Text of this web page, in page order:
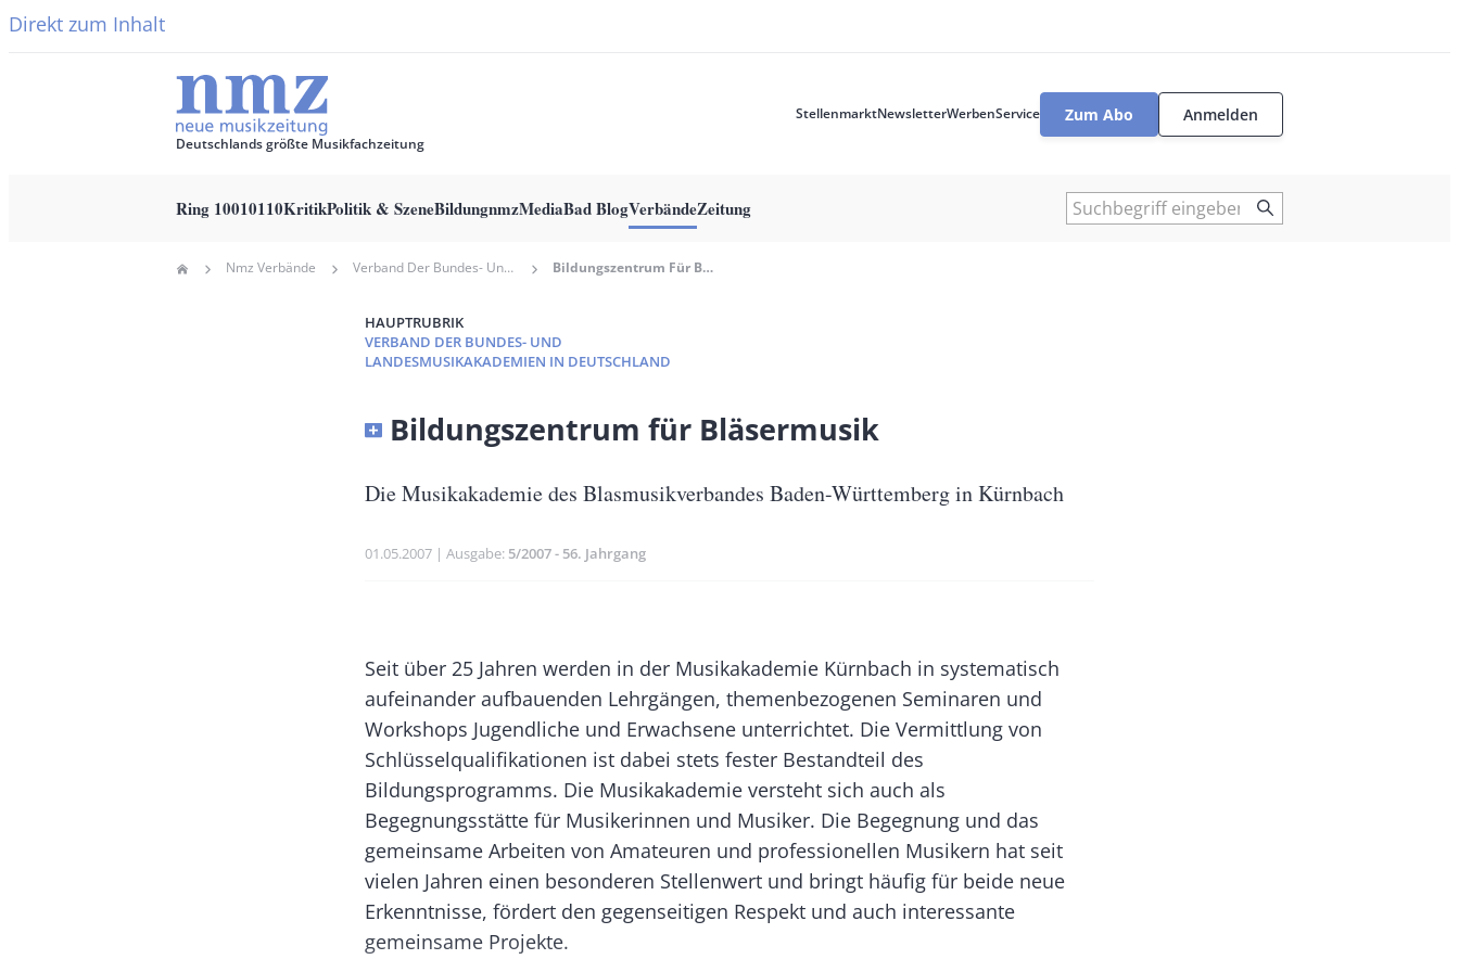
Direkt zum Inhalt
Deutschlands größte Musikfachzeitung
StellenmarktNewsletterWerbenService
User
Zum Abo Anmelden
navigation
Ring 10010110KritikPolitik & SzeneBildungnmzMediaBad BlogVerbändeZeitung Suche
Home Nmz Verbände Verband Der Bundes- Und Landesmusikakademien In Deutschland Bildungszentrum Für Bläsermusik
HAUPTRUBRIK
VERBAND DER BUNDES- UND
LANDESMUSIKAKADEMIEN IN DEUTSCHLAND
Banner
Size
Bildungszentrum für Bläsermusik
Untertitel
Die Musikakademie des Blasmusikverbandes Baden-Württemberg in Kürnbach
Publikationsdatum
01.05.2007 Ausgabe 5/2007 - 56. Jahrgang
Rectangle
Left
Rectangle
Right
Body
Seit über 25 Jahren werden in der Musikakademie Kürnbach in systematisch
aufeinander aufbauenden Lehrgängen, themenbezogenen Seminaren und
Workshops Jugendliche und Erwachsene unterrichtet. Die Vermittlung von
Schlüsselqualifikationen ist dabei stets fester Bestandteil des
Bildungsprogramms. Die Musikakademie versteht sich auch als
Begegnungsstätte für Musikerinnen und Musiker. Die Begegnung und das
gemeinsame Arbeiten von Amateuren und professionellen Musikern hat seit
vielen Jahren einen besonderen Stellenwert und bringt häufig für beide neue
Erkenntnisse, fördert den gegenseitigen Respekt und auch interessante
gemeinsame Projekte.